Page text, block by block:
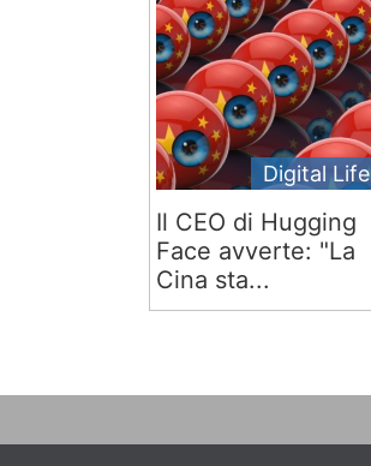
Digital Life
Il CEO di Hugging
Face avverte: "La
Cina sta...